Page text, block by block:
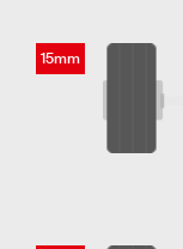
15mm